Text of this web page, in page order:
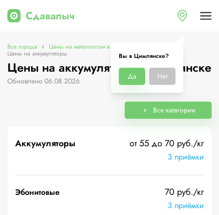
Вы в Цимлянске?
Да Нет
Все города Цены на металлолом в Цимлянске
Цены на аккумуляторы
Цены на аккумуляторы в Цимлянске
Обновлено 06.08.2026
Все категории
Аккумуляторы от 55 до 70 руб./кг
3 приёмки
Эбонитовые 70 руб./кг
3 приёмки